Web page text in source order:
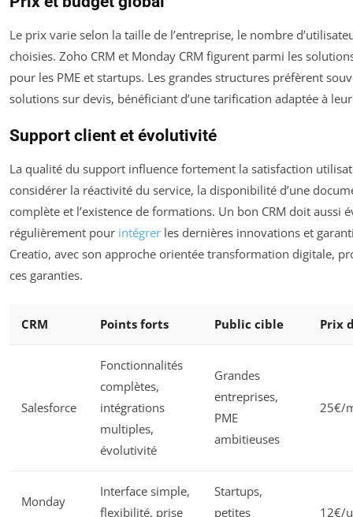
Le prix varie selon la taille de l’entreprise, le nombre
choisies. Zoho CRM et Monday CRM figurent parmi les
pour les PME et startups. Les grandes structures préfèrent
solutions sur devis, bénéficiant d’une tarification adaptée à
Support client et évolutivité
La qualité du support influence fortement la satisfaction
considérer la réactivité du service, la disponibilité d’une
complète et l’existence de formations. Un bon CRM doit aussi
régulièrement pour intégrer les dernières innovations et
Creatio, avec son approche orientée transformation digitale,
ces garanties.
CRM Points forts Public cible Prix
Salesforce
Fonctionnalités
complètes,
intégrations
multiples,
évolutivité
Grandes
entreprises,
PME
ambitieuses
25€/
Monday
Interface simple,
flexibilité, prise
Startups,
petites
12€/